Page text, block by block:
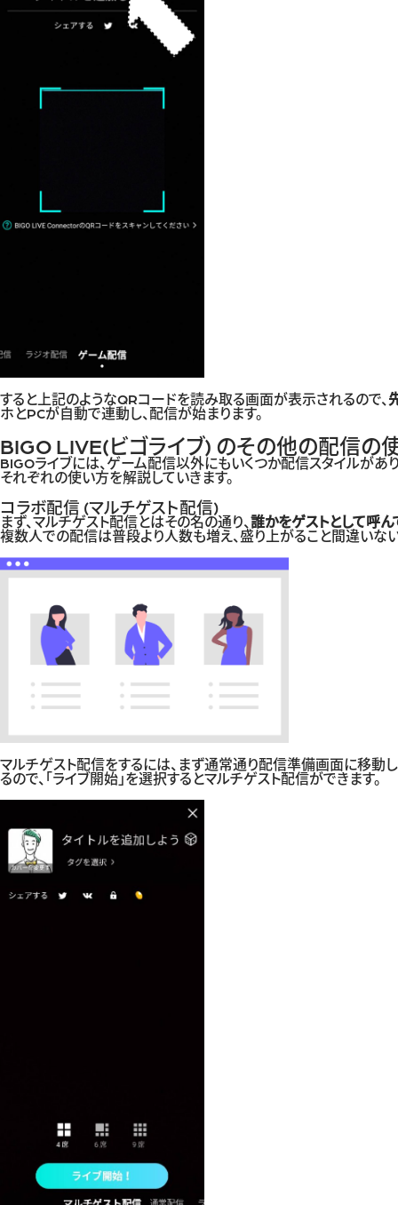
すると上記のようなQRコードを読み取る画面が表示されるので、
ホとPCが自動で連動し、配信が始まります。
BIGO LIVE(ビゴライブ) のその他の配信の
BIGOライブには、ゲーム配信以外にもいくつか配信スタイルがあ
それぞれの使い方を解説していきます。
コラボ配信 (マルチゲスト配信)
まず、マルチゲスト配信とはその名の通り、 誰かをゲストとして呼
複数人での配信は普段より人数も増え、盛り上がること間違いな
マルチゲスト配信をするには、まず通常通り配信準備画面に移動
るので、「ライブ開始」を選択するとマルチゲスト配信ができます。